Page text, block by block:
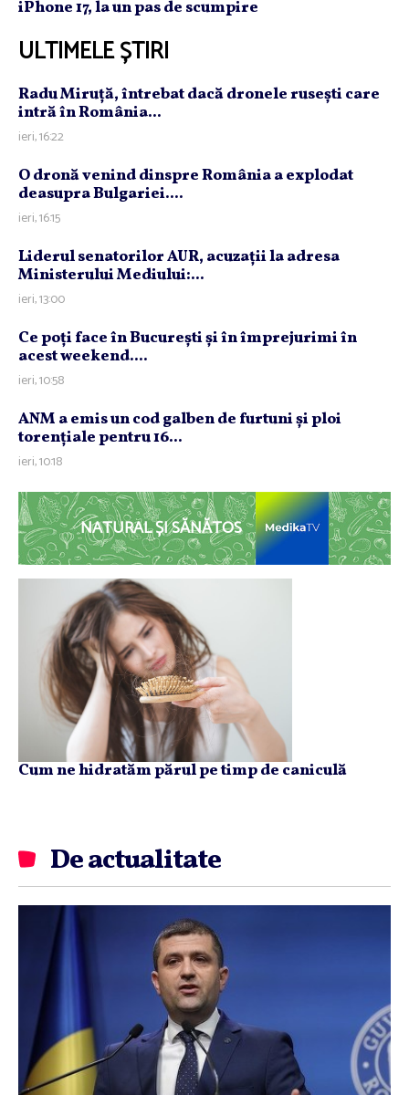
iPhone 17, la un pas de scumpire
ULTIMELE ȘTIRI
Radu Miruţă, întrebat dacă dronele ruseşti care
intră în România...
ieri, 16:22
O dronă venind dinspre România a explodat
deasupra Bulgariei....
ieri, 16:15
Liderul senatorilor AUR, acuzaţii la adresa
Ministerului Mediului:...
ieri, 13:00
Ce poţi face în Bucureşti şi în împrejurimi în
acest weekend....
ieri, 10:58
ANM a emis un cod galben de furtuni şi ploi
torenţiale pentru 16...
ieri, 10:18
NATURAL ȘI SĂNĂTOS
Cum ne hidratăm părul pe timp de caniculă
De actualitate